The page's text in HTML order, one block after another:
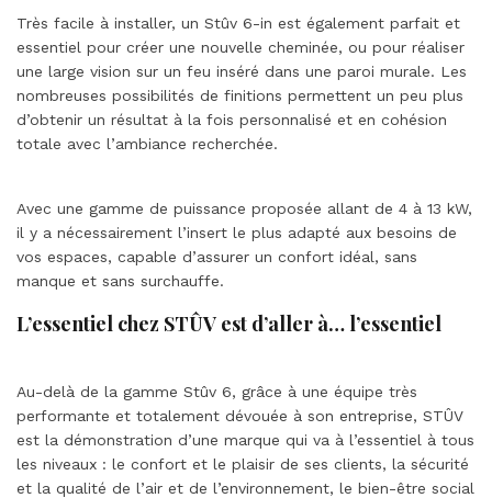
Très facile à installer, un Stûv 6-in est également parfait et
essentiel pour créer une nouvelle cheminée, ou pour réaliser
une large vision sur un feu inséré dans une paroi murale. Les
nombreuses possibilités de finitions permettent un peu plus
d’obtenir un résultat à la fois personnalisé et en cohésion
totale avec l’ambiance recherchée.
Avec une gamme de puissance proposée allant de 4 à 13 kW,
il y a nécessairement l’insert le plus adapté aux besoins de
vos espaces, capable d’assurer un confort idéal, sans
manque et sans surchauffe.
L’essentiel chez STÛV est d’aller à… l’essentiel
Au-delà de la gamme Stûv 6, grâce à une équipe très
performante et totalement dévouée à son entreprise, STÛV
est la démonstration d’une marque qui va à l’essentiel à tous
les niveaux : le confort et le plaisir de ses clients, la sécurité
et la qualité de l’air et de l’environnement, le bien-être social